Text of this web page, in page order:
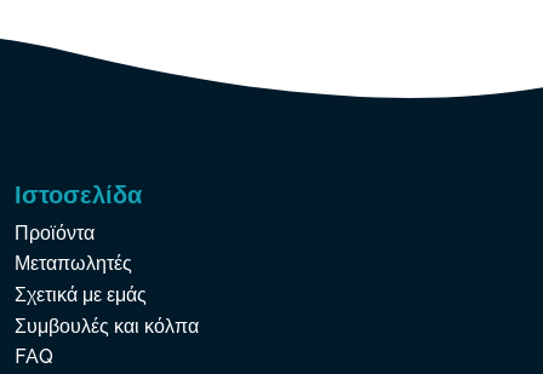
Ιστοσελίδα
Προϊόντα
Μεταπωλητές
Σχετικά με εμάς
Συμβουλές και κόλπα
FAQ